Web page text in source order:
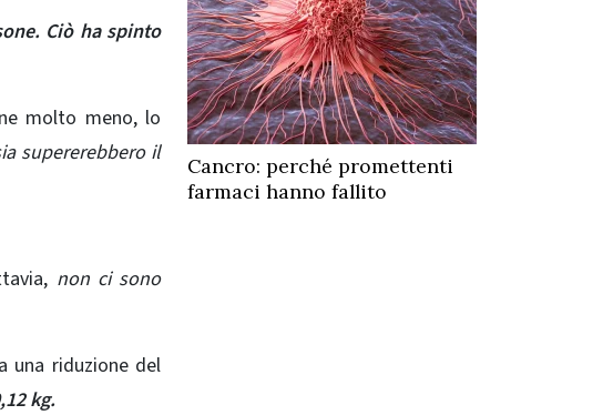
Ciò ha spinto
molto meno, lo
supererebbero il
non ci sono
una riduzione del
kg.
Cancro: perché promettenti
farmaci hanno fallito